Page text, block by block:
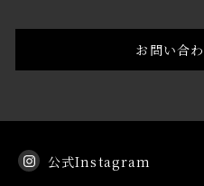
お問い合
公式Instagram